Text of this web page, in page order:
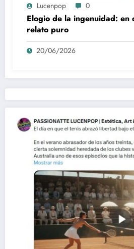
Lucenpop 0
Elogio de la ingenuidad: en
relato puro
20/06/2026